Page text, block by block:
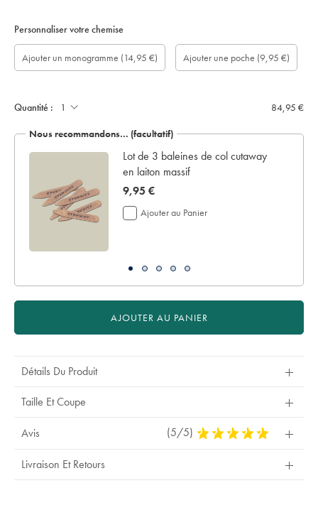
Personnaliser votre chemise
longueur
manche
Ajouter
écrin
Monogram
option:
Ajouter un monogramme (14,95 €)
Monogram
Colour:
Monogram
Font:
Monogram
Location:
Ajouter
une
poche:
Ajouter une poche (9,95 €)
Quantité : 84,95 €
Nous recommandons… (facultatif)
Lot de 3 baleines de col cutaway
en laiton massif
now
9,95
€
9,95 €
Ajouter au Panier
AJOUTER AU PANIER
Détails Du Produit
Taille Et Coupe
Avis (5/5) 5
Stars
Livraison Et Retours